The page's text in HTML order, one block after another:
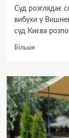
Суд розглядає
вибухи у
суд Києва
БільшеДокладніше
у
Вишневому:
київський
суд
розпочав
розгляд
справи.